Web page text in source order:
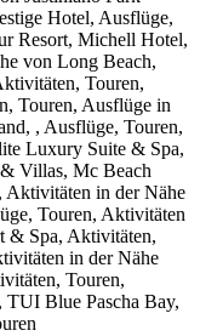
Hotel, Ausflüge,
Resort, Michell Hotel,
von Long Beach,
Touren,
Touren, Ausflüge in
, Ausflüge, Touren,
Luxury Suite & Spa,
Villas, Mc Beach
Aktivitäten in der Nähe
Touren, Aktivitäten
& Spa, Aktivitäten,
in der Nähe
Touren,
TUI Blue Pascha Bay,